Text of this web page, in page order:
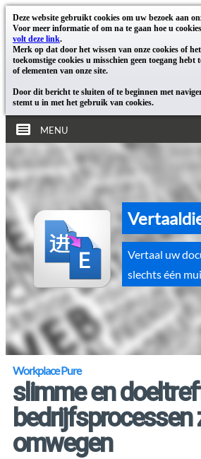
Deze website gebruikt cookies om uw bezoek aan
Voor meer informatie of om na te gaan hoe u
volt deze link.
Merk op dat door het wissen van onze cookies of
toekomstige cookies u misschien geen toegang hebt
of elementen van onze site.
Door dit bericht te sluiten of te beginnen met
stemt u in met het gebruik van cookies.
MENU
Vertaal uw
slechts één
Workplace Pure
slimme en
bedrijfsprocessen
omwegen